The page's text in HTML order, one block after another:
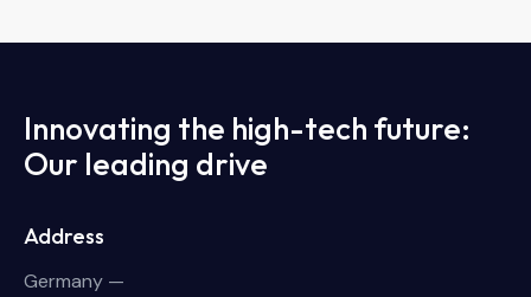
Innovating the high-tech future:
Our leading drive
Address
Germany —